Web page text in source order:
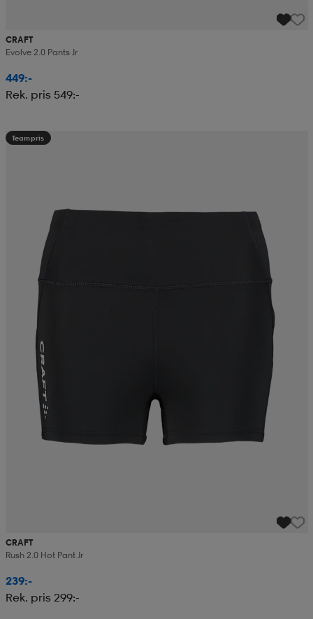
CRAFT
Evolve 2.0 Pants Jr
449:-
Rek. pris 549:-
Teampris
CRAFT
Rush 2.0 Hot Pant Jr
239:-
Rek. pris 299:-